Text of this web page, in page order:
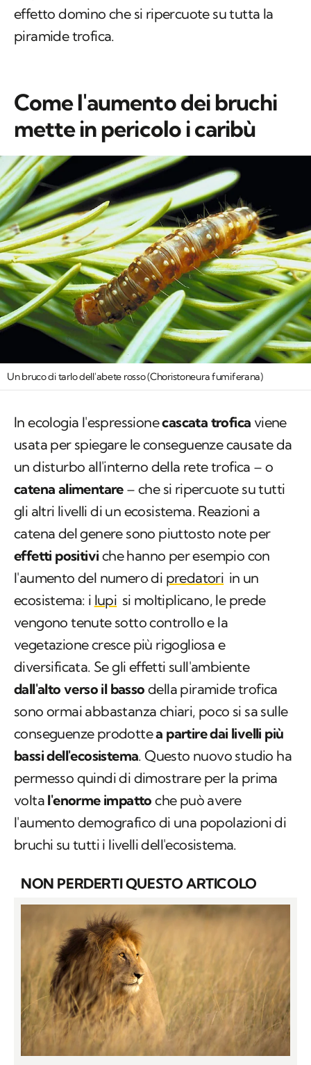
effetto domino che si ripercuote su tutta la
piramide trofica.
Come l'aumento dei bruchi
mette in pericolo i caribù
Un bruco di tarlo dell'abete rosso (Choristoneura fumiferana)
In ecologia l'espressionecascata trofica viene
usata per spiegare le conseguenze causate da
un disturbo all'interno della rete trofica – o
catena alimentare– che si ripercuote su tutti
gli altri livelli di un ecosistema. Reazioni a
catena del genere sono piuttosto note per
effetti positivi che hanno per esempio con
l'aumento del numero di predatori in un
ecosistema: i lupi si moltiplicano, le prede
vengono tenute sotto controllo e la
vegetazione cresce più rigogliosa e
diversificata. Se gli effetti sull'ambiente
dall'alto verso il basso della piramide trofica
sono ormai abbastanza chiari, poco si sa sulle
conseguenze prodottea partire dai livelli più
bassi dell'ecosistema. Questo nuovo studio ha
permesso quindi di dimostrare per la prima
volta l'enorme impatto che può avere
l'aumento demografico di una popolazioni di
bruchi su tutti i livelli dell'ecosistema.
NON PERDERTI QUESTO ARTICOLO